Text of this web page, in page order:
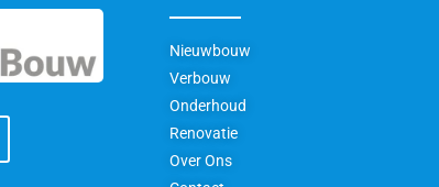
Nieuwbouw
Verbouw
Onderhoud
Renovatie
Over Ons